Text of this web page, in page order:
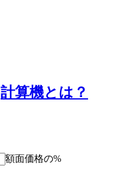
計算機とは？
額面価格の%